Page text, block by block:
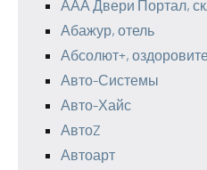
ААА Двери Портал,
Абажур, отель
Абсолют+,
Авто-Системы
Авто-Хайс
АвтоZ
Автоарт